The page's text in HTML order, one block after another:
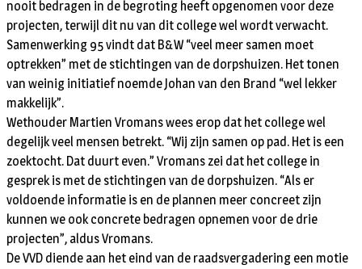
nooit bedragen in de begroting heeft opgenomen voor deze
projecten, terwijl dit nu van dit college wel wordt verwacht.
Samenwerking 95 vindt dat B&W “veel meer samen moet
optrekken” met de stichtingen van de dorpshuizen. Het tonen
van weinig initiatief noemde Johan van den Brand “wel lekker
makkelijk”.
Wethouder Martien Vromans wees erop dat het college wel
degelijk veel mensen betrekt. “Wij zijn samen op pad. Het is een
zoektocht. Dat duurt even.” Vromans zei dat het college in
gesprek is met de stichtingen van de dorpshuizen. “Als er
voldoende informatie is en de plannen meer concreet zijn
kunnen we ook concrete bedragen opnemen voor de drie
projecten”, aldus Vromans.
De VVD diende aan het eind van de raadsvergadering een motie